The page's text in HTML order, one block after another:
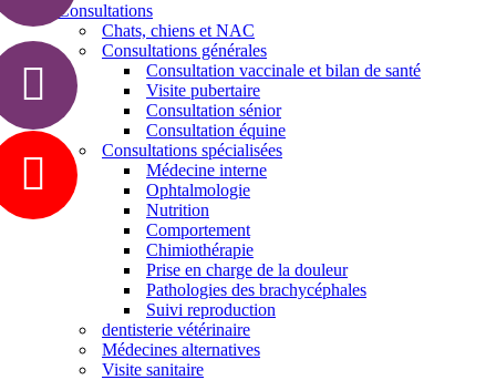
Consultations
Chats, chiens et NAC
Consultations générales
Consultation vaccinale et bilan de santé
Visite pubertaire
Consultation sénior
Consultation équine
Consultations spécialisées
Médecine interne
Ophtalmologie
Nutrition
Comportement
Chimiothérapie
Prise en charge de la douleur
Pathologies des brachycéphales
Suivi reproduction
dentisterie vétérinaire
Médecines alternatives
Visite sanitaire